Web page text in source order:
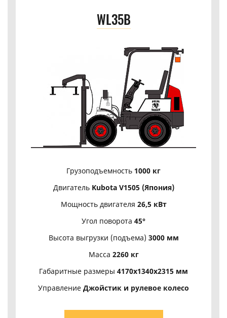
WL35B
Грузоподъемность 1000 кг
Двигатель Kubota V1505 (Япония)
Мощность двигателя 26,5 кВт
Угол поворота 45°
Высота выгрузки (подъема) 3000 мм
Масса 2260 кг
Габаритные размеры 4170х1340х2315 мм
Управление Джойстик и рулевое колесо